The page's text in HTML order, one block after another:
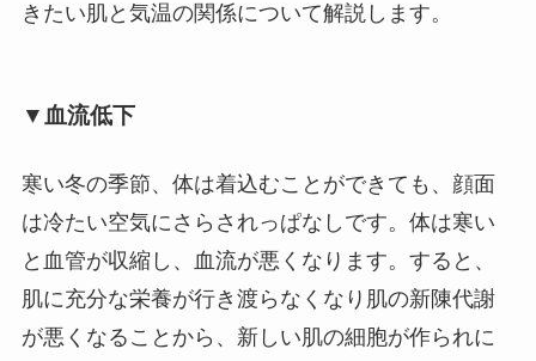
きたい肌と気温の関係について解説します。
▼血流低下
寒い冬の季節、体は着込むことができても、顔面
は冷たい空気にさらされっぱなしです。体は寒い
と血管が収縮し、血流が悪くなります。すると、
肌に充分な栄養が行き渡らなくなり肌の新陳代謝
が悪くなることから、新しい肌の細胞が作られに